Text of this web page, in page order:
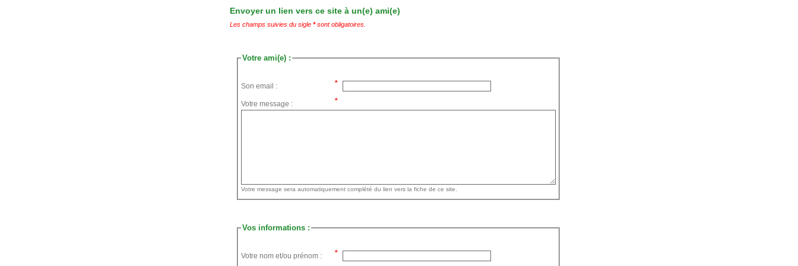
Envoyer un lien vers ce site à un(e) ami(e)
Les champs suivies du sigle *sont obligatoires.
Votre ami(e) :
Son email :
Votre message :
Votre message sera automatiquement complété du lien vers la fiche de ce site.
Vos informations :
Votre nom et/ou prénom :